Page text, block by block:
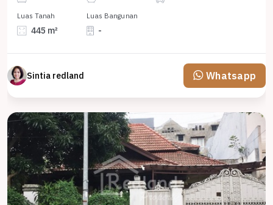
Luas Tanah
445 m²
Luas Bangunan
-
Sintia redland Whatsapp